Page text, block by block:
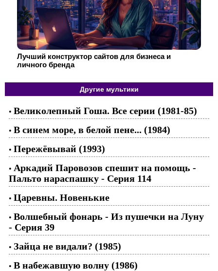
Лучший конструктор сайтов для бизнеса и
личного бренда
Другие мультики
• Великолепный Гоша. Все серии (1981-85)
• В синем море, в белой пене... (1984)
• Пережёвывай (1993)
• Аркадий Паровозов спешит на помощь -
Пальто нараспашку - Серия 114
• Царевны. Новенькие
• Волшебный фонарь - Из пушечки на Луну
- Серия 39
• Зайца не видали? (1985)
• В набежавшую волну (1986)